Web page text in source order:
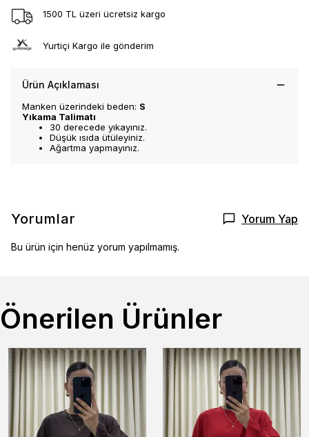
1500 TL üzeri ücretsiz kargo
Yurtiçi Kargo ile gönderim
Ürün Açıklaması
Manken üzerindeki beden: S
Yıkama Talimatı
30 derecede yıkayınız.
Düşük ısıda ütüleyiniz.
Ağartma yapmayınız.
Yorumlar Yorum Yap
Bu ürün için henüz yorum yapılmamış.
Önerilen Ürünler